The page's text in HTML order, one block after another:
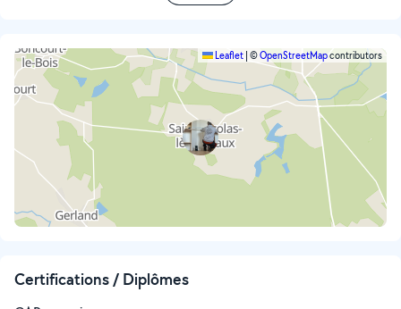
Leaflet ©OpenStreetMapcontributors
Certifications / Diplômes